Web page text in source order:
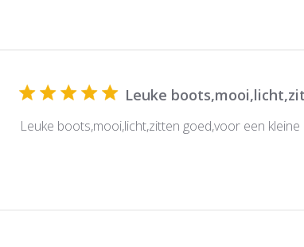
Leuke
Leuke boots,mooi,licht,zitten goed,voor een kleine